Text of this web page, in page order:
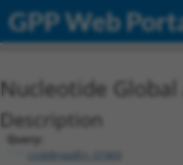
GPP Web
Nucleotide
Description
Query:
ccsbBroadEn_07469